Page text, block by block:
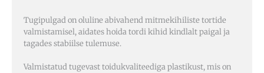
Tugipulgad on oluline abivahend mitmekihiliste tortide
valmistamisel, aidates hoida tordi kihid kindlalt paigal ja
tagades stabiilse tulemuse.
Valmistatud tugevast toidukvaliteediga plastikust, mis on